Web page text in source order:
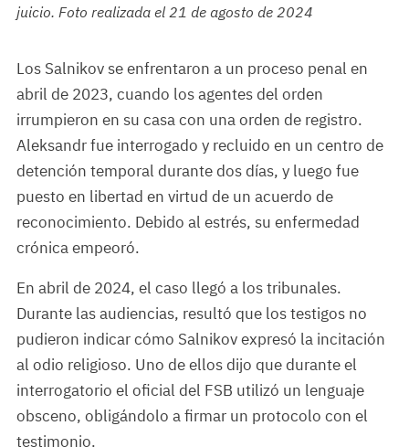
juicio. Foto realizada el 21 de agosto de 2024
Los Salnikov se enfrentaron a un proceso penal en
abril de 2023, cuando los agentes del orden
irrumpieron en su casa con una orden de registro.
Aleksandr fue interrogado y recluido en un centro de
detención temporal durante dos días, y luego fue
puesto en libertad en virtud de un acuerdo de
reconocimiento. Debido al estrés, su enfermedad
crónica empeoró.
En abril de 2024, el caso llegó a los tribunales.
Durante las audiencias, resultó que los testigos no
pudieron indicar cómo Salnikov expresó la incitación
al odio religioso. Uno de ellos dijo que durante el
interrogatorio el oficial del FSB utilizó un lenguaje
obsceno, obligándolo a firmar un protocolo con el
testimonio.